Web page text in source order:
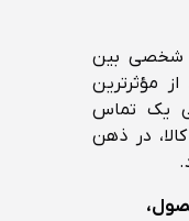
شخصی بین
مؤثرترین
یک تماس
در ذهن